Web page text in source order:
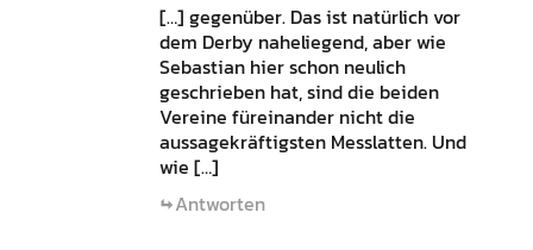
[…] gegenüber. Das ist natürlich vor
dem Derby naheliegend, aber wie
Sebastian hier schon neulich
geschrieben hat, sind die beiden
Vereine füreinander nicht die
aussagekräftigsten Messlatten. Und
wie […]
Antworten